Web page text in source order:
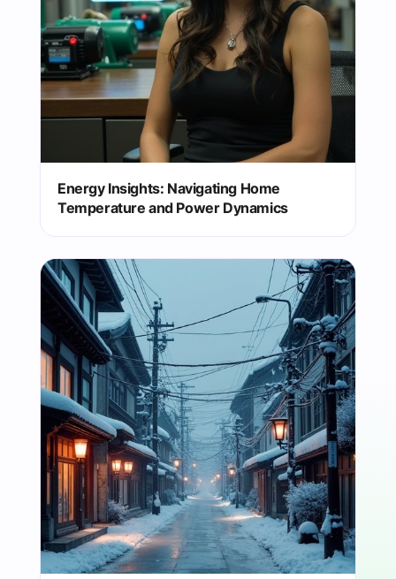
Energy Insights: Navigating Home
Temperature and Power Dynamics